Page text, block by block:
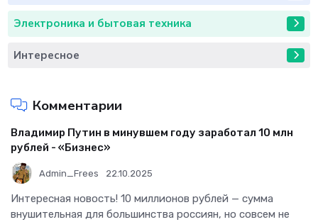
Электроника и бытовая техника
Интересное
Комментарии
Владимир Путин в минувшем году заработал 10 млн
рублей - «Бизнес»
Admin_Frees 22.10.2025
Интересная новость! 10 миллионов рублей — сумма
внушительная для большинства россиян, но совсем не